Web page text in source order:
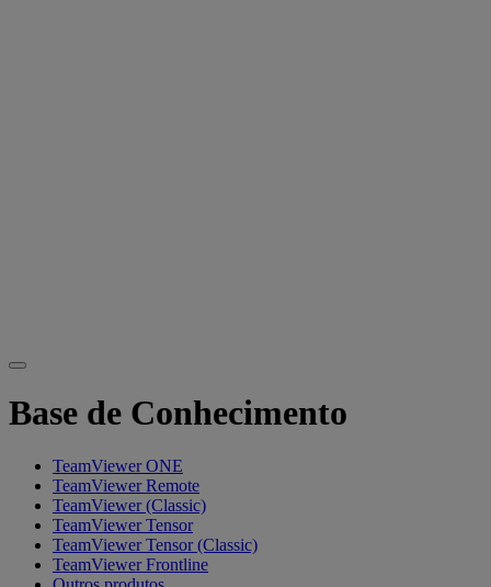
Base de Conhecimento
TeamViewer ONE
TeamViewer Remote
TeamViewer (Classic)
TeamViewer Tensor
TeamViewer Tensor (Classic)
TeamViewer Frontline